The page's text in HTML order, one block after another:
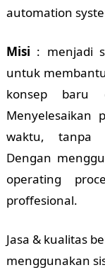
automation
Misi : menjadi
untuk
konsep baru
Menyelesaikan
waktu, tanpa
Dengan
operating
proffesional.
Jasa & kualitas
menggunakan